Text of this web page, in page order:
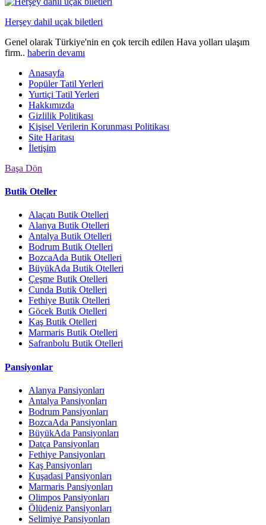
Herşey dahil uçak biletleri
Genel olarak Türkiye'nin en çok tercih edilen Hava yolları ulaşım
firm.. haberin devamı
Anasayfa
Popüler Tatil Yerleri
Yurtiçi Tatil Yerleri
Hakkımızda
Gizlilik Politikası
Kişisel Verilerin Korunması Politikası
Site Haritası
İletişim
Başa Dön
Butik Oteller
Alaçatı Butik Otelleri
Alanya Butik Otelleri
Antalya Butik Otelleri
Bodrum Butik Otelleri
BozcaAda Butik Otelleri
BüyükAda Butik Otelleri
Çeşme Butik Otelleri
Cunda Butik Otelleri
Fethiye Butik Otelleri
Göcek Butik Otelleri
Kaş Butik Otelleri
Marmaris Butik Otelleri
Safranbolu Butik Otelleri
Pansiyonlar
Alanya Pansiyonları
Antalya Pansiyonları
Bodrum Pansiyonları
BozcaAda Pansiyonları
BüyükAda Pansiyonları
Datça Pansiyonları
Fethiye Pansiyonları
Kaş Pansiyonları
Kuşadasi Pansiyonları
Marmaris Pansiyonları
Olimpos Pansiyonları
Ölüdeniz Pansiyonları
Selimiye Pansiyonları